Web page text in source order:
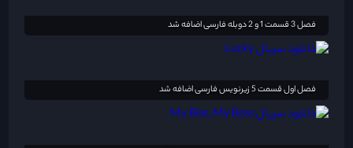
فصل 3 قسمت 1 و 2 دوبله فارسی اضافه شد
فصل اول قسمت 5 زیرنویس فارسی اضافه شد